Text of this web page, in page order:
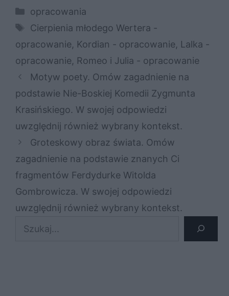
Kategorie
opracowania
Tagi
Cierpienia młodego Wertera -
opracowanie, Kordian - opracowanie, Lalka -
opracowanie, Romeo i Julia - opracowanie
Motyw poety. Omów zagadnienie na
podstawie Nie-Boskiej Komedii Zygmunta
Krasińskiego. W swojej odpowiedzi
uwzględnij również wybrany kontekst.
Groteskowy obraz świata. Omów
zagadnienie na podstawie znanych Ci
fragmentów Ferdydurke Witolda
Gombrowicza. W swojej odpowiedzi
uwzględnij również wybrany kontekst.
Szukaj